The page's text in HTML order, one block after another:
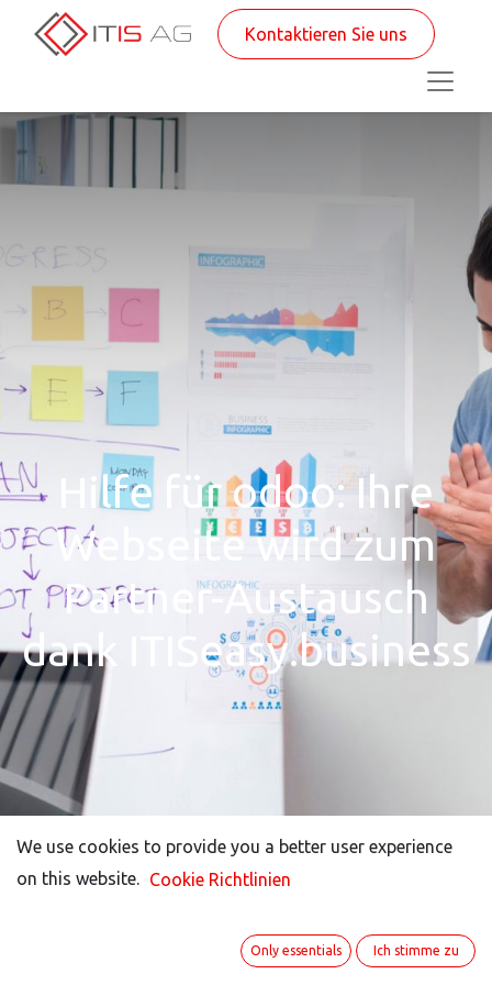
Kontaktieren Sie uns
Hilfe für odoo: Ihre
Webseite wird zum
Partner-Austausch
dank ITISeasy.business
We use cookies to provide you a better user experience
on this website.
Cookie Richtlinien
Only essentials Ich stimme zu
We use cookies to provide you a better user experience
on this website.
Cookie Richtlinien
Only essentials Ich stimme zu